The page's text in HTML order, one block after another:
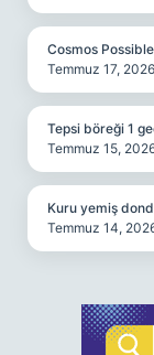
Cosmos
Temmuz 17, 2026
Tepsi böreği 1
Temmuz 15,
Kuru yemiş
Temmuz 14,